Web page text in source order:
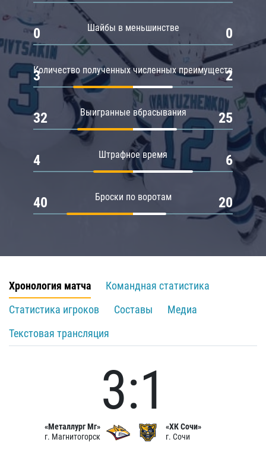
Шайбы в меньшинстве
0 0
Количество полученных численных преимуществ
3 2
Выигранные вбрасывания
32 25
Штрафное время
4 6
Броски по воротам
40 20
Хронология матча
Командная статистика
Статистика игроков
Составы
Медиа
Текстовая трансляция
«Металлург Мг»
г. Магнитогорск
3:1
«ХК Сочи»
г. Сочи